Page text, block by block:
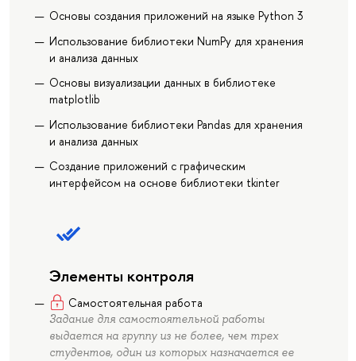
Основы создания приложений на языке Python 3
Использование библиотеки NumPy для хранения
и анализа данных
Основы визуализации данных в библиотеке
matplotlib
Использование библиотеки Pandas для хранения
и анализа данных
Создание приложений с графическим
интерфейсом на основе библиотеки tkinter
Элементы контроля
Самостоятельная работа
Задание для самостоятельной работы
выдается на группу из не более, чем трех
студентов, один из которых назначается ее